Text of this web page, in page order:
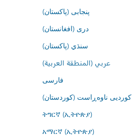
پنجابی (پاکستان)
درى (افغانستان)
سنڌي (پاکستان)
عربي (المنطقة العربية)
فارسى
کوردیی ناوەڕاست (کوردستان)
ትግርኛ (ኢትዮጵያ)
አማርኛ (ኢትዮጵያ)